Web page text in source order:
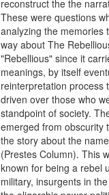
reconstruct the the
These were questions
analyzing the memories
way about The
"Rebellious" since it
meanings, by itself
reinterpretation process
driven over those who
standpoint of society.
emerged from obscurity
the story about the
(Prestes Column). This
known for being a rebel
military, insurgents in